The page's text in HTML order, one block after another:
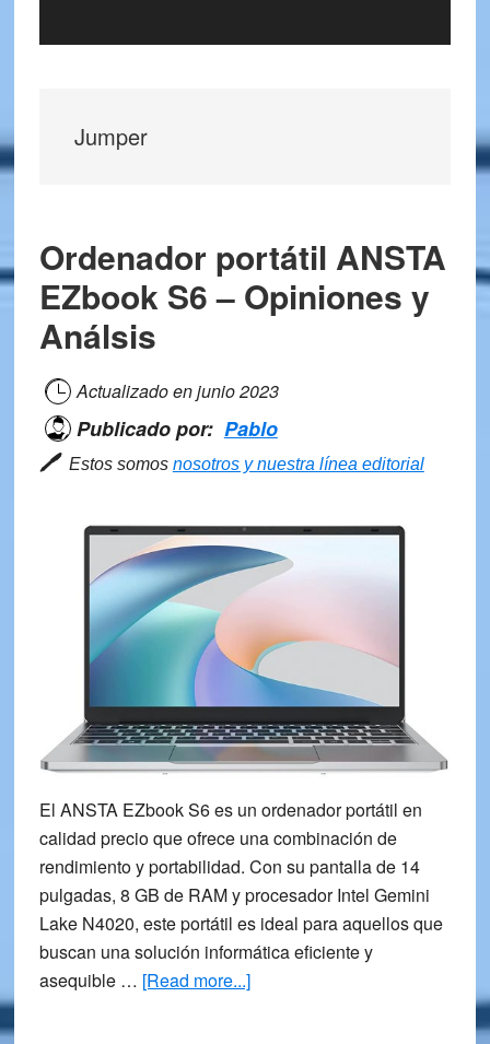
Jumper
Ordenador portátil ANSTA
EZbook S6 – Opiniones y
Análsis
Actualizado enjunio 2023
Publicado por: Pablo
🖊 Estos somos nosotros y nuestra línea editorial
El ANSTA EZbook S6 es un ordenador portátil en
calidad precio que ofrece una combinación de
rendimiento y portabilidad. Con su pantalla de 14
pulgadas, 8 GB de RAM y procesador Intel Gemini
Lake N4020, este portátil es ideal para aquellos que
buscan una solución informática eficiente y
asequible … [Read more...]about